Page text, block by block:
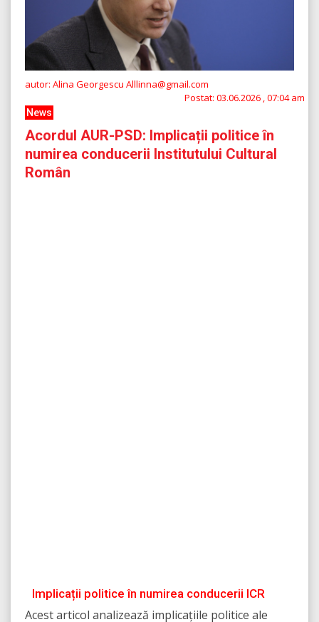
autor: Alina Georgescu Alllinna@gmail.com
Postat: 03.06.2026 , 07:04 am
News
Acordul AUR-PSD: Implicații politice în
numirea conducerii Institutului Cultural
Român
Implicații politice în numirea conducerii ICR
Acest articol analizează implicațiile politice ale